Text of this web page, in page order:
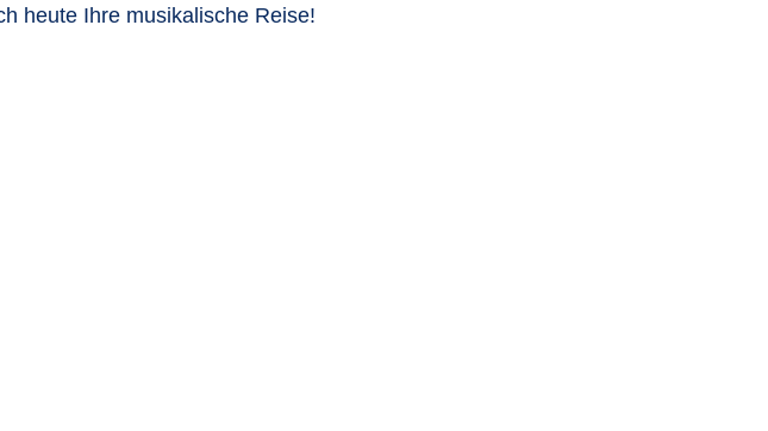
heute Ihre musikalische Reise!